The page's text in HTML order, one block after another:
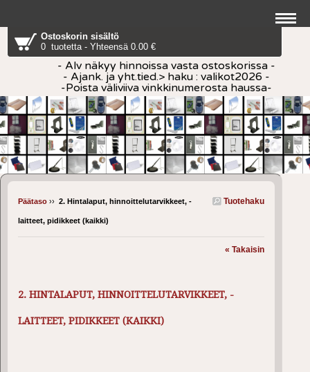
Ostoskorin sisältö
0 tuotetta - Yhteensä 0.00 €
- Alv näkyy hinnoissa vasta ostoskorissa -
- Ajank. ja yht.tied.> haku : valikot2026 -
-Poista väliviiva vinkkinumerosta haussa-
Tuotehaku
Päätaso ›› 2. Hintalaput, hinnoittelutarvikkeet, -
laitteet, pidikkeet (kaikki)
« Takaisin
2. HINTALAPUT, HINNOITTELUTARVIKKEET, -
LAITTEET, PIDIKKEET (KAIKKI)